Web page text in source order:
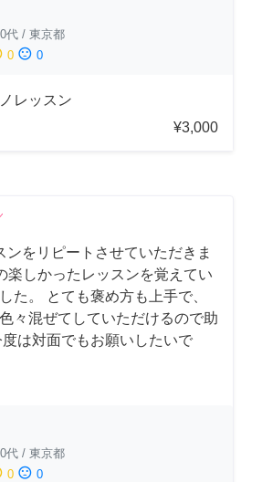
代 / 東京都
0 sentiment_dissatisfied 0
レッスン
¥3,000
ンをリピートさせていただきま
楽しかったレッスンを覚えてい
た。 とても褒め方も上手で、
々混ぜてしていただけるので助
は対面でもお願いしたいで
代 / 東京都
0 sentiment_dissatisfied 0